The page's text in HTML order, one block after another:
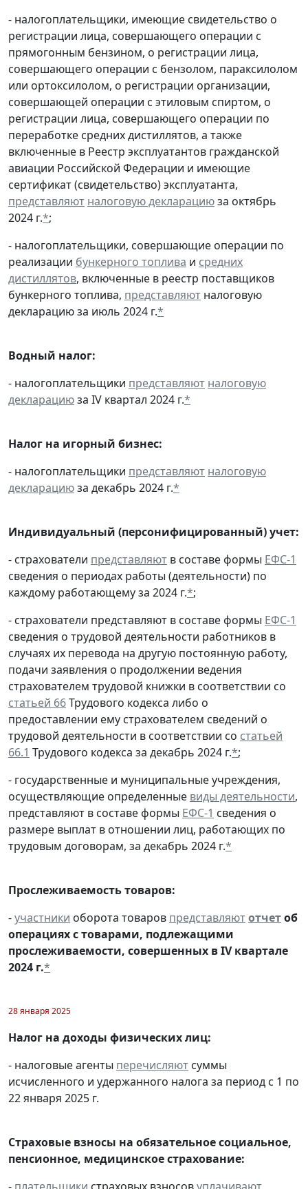
- налогоплательщики, имеющие свидетельство о
регистрации лица, совершающего операции с
прямогонным бензином, о регистрации лица,
совершающего операции с бензолом, параксилолом
или ортоксилолом, о регистрации организации,
совершающей операции с этиловым спиртом, о
регистрации лица, совершающего операции по
переработке средних дистиллятов, а также
включенные в Реестр эксплуатантов гражданской
авиации Российской Федерации и имеющие
сертификат (свидетельство) эксплуатанта,
представляют налоговую декларациюза октябрь
2024 г.*;
- налогоплательщики, совершающие операции по
реализации бункерного топлива и средних
дистиллятов, включенные в реестр поставщиков
бункерного топлива, представляют налоговую
декларацию за июль 2024 г.*
Водный налог:
- налогоплательщики представляют налоговую
декларациюза IV квартал 2024 г.*
Налог на игорный бизнес:
- налогоплательщики представляют налоговую
декларациюза декабрь 2024 г.*
Индивидуальный (персонифицированный) учет:
- страхователи представляют в составе формы ЕФС-1
сведения о периодах работы (деятельности) по
каждому работающему за 2024 г.*;
- страхователи представляют в составе формы ЕФС-1
сведения о трудовой деятельности работников в
случаях их перевода на другую постоянную работу,
подачи заявления о продолжении ведения
страхователем трудовой книжки в соответствии со
статьей 66Трудового кодекса либо о
предоставлении ему страхователем сведений о
трудовой деятельности в соответствии со статьей
66.1 Трудового кодекса за декабрь 2024 г.*;
- государственные и муниципальные учреждения,
осуществляющие определенные виды деятельности,
представляют в составе формы ЕФС-1 сведения о
размере выплат в отношении лиц, работающих по
трудовым договорам, за декабрь 2024 г.*
Прослеживаемость товаров:
-участники оборота товаров представляютотчетоб
операциях с товарами, подлежащими
прослеживаемости, совершенных в IV квартале
2024 г.*
28 января 2025
Налог на доходы физических лиц:
- налоговые агенты перечисляют суммы
исчисленного и удержанного налога за период с 1 по
22 января 2025 г.
Страховые взносы на обязательное социальное,
пенсионное, медицинское страхование: